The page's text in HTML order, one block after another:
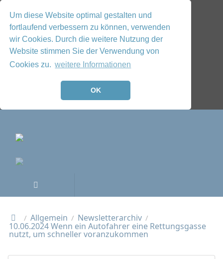
Um diese Website optimal gestalten und
fortlaufend verbessern zu können, verwenden
wir Cookies. Durch die weitere Nutzung der
Website stimmen Sie der Verwendung von
Cookies zu. weitere Informationen
OK
/ Allgemein / Newsletterarchiv /
10.06.2024 Wenn ein Autofahrer eine Rettungsgasse
nutzt, um schneller voranzukommen